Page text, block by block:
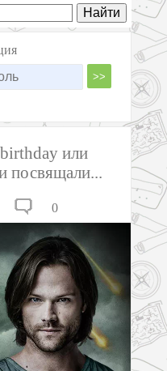
или
посвящали...
0